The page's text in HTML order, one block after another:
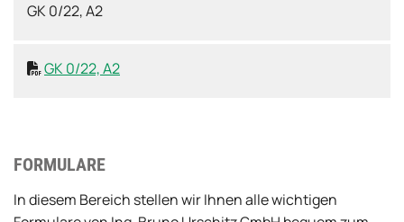
GK 0/22, A2
GK 0/22, A2
FORMULARE
In diesem Bereich stellen wir Ihnen alle wichtigen